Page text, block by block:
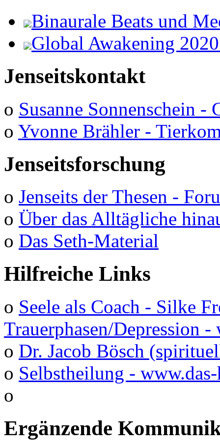
Binaurale Beats und
Global Awakening
Jenseitskontakt
o Susanne Sonnenschein -
o Yvonne Brähler -
Jenseitsforschung
o Jenseits der Thesen -
o Über das Alltägliche
o Das Seth-Material
Hilfreiche Links
o Seele als Coach - Silke
Trauerphasen/Depression
o Dr. Jacob Bösch
o Selbstheilung -
o
Ergänzende